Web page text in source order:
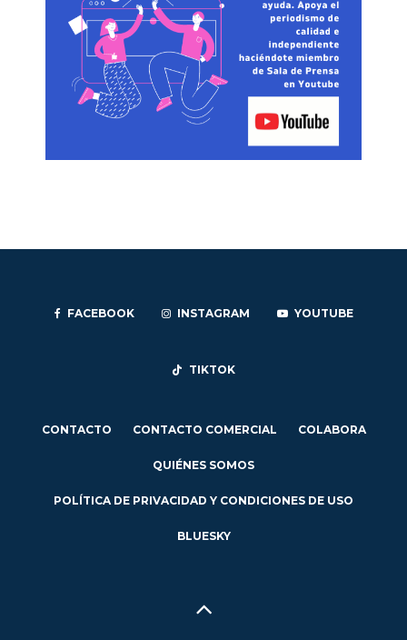
FACEBOOK INSTAGRAM YOUTUBE
TIKTOK
CONTACTO CONTACTO COMERCIAL COLABORA
QUIÉNES SOMOS
POLÍTICA DE PRIVACIDAD Y CONDICIONES DE USO
BLUESKY